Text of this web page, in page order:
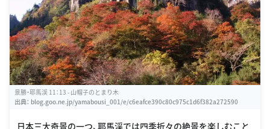
景勝・耶馬渓 11：13 - 山帽子のとまり木
出典： blog.goo.ne.jp/yamabousi_001/e/c6eafce390c80c975c1d6f382a272590
日本三大奇景の一つ、耶馬渓では四季折々の絶景を楽しむこと